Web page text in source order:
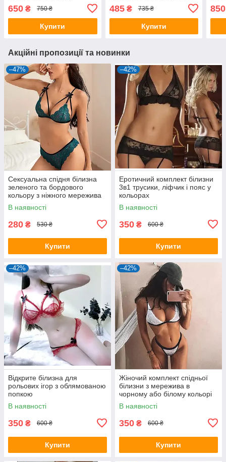
бантом на грудях
650 ₴ 750 ₴
Купити
485₴ 735 ₴
Купити
850
Акційні пропозиції та новинки
–47%
Сексуальна спідня білизна
зеленого та бордового
кольору з ніжного мережива
В наявності
280 ₴ 530 ₴
Купити
–42%
Еротичний комплект білизни
3в1 трусики, ліфчик і пояс у
кольорах
В наявності
350 ₴ 600 ₴
Купити
–42%
Відкрите білизна для
рольових ігор з облямованою
попкою
В наявності
350 ₴ 600 ₴
Купити
–42%
Жіночий комплект спідньої
білизни з мережива в
чорному або білому кольорі
В наявності
350 ₴ 600 ₴
Купити